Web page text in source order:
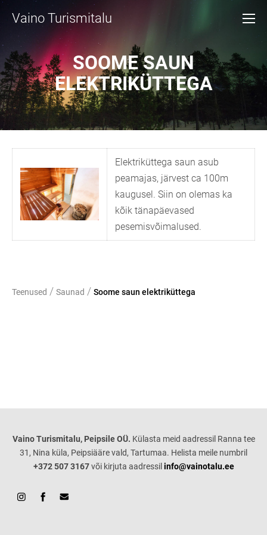
Vaino Turismitalu
SOOME SAUN
ELEKTRIKÜTTEGA
Elektriküttega saun asub
peamajas, järvest ca 100m
kaugusel. Siin on olemas ka
kõik tänapäevased
pesemisvõimalused.
Teenused / Saunad / Soome saun elektriküttega
Vaino Turismitalu, Peipsile OÜ. Külasta meid aadressil Ranna tee
31, Nina küla, Peipsiääre vald, Tartumaa. Helista meile numbril
+372507 3167 või kirjuta aadressil info@vainotalu.ee